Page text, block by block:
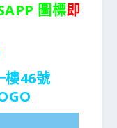
圖標即
樓46號